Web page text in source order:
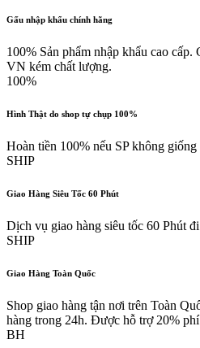
Gấu nhập khẩu chính hãng
100% Sản phẩm nhập khẩu cao cấp.
VN kém chất lượng.
100%
Hình Thật do shop tự chụp 100%
Hoàn tiền 100% nếu SP không giống
SHIP
Giao Hàng Siêu Tốc 60 Phút
Dịch vụ giao hàng siêu tốc 60 Phút
SHIP
Giao Hàng Toàn Quốc
Shop giao hàng tận nơi trên Toàn
hàng trong 24h. Được hỗ trợ 20%
BH